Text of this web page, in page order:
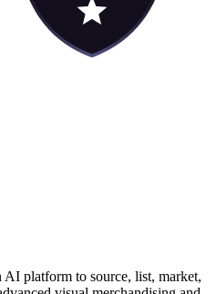
platform to source, list, market,